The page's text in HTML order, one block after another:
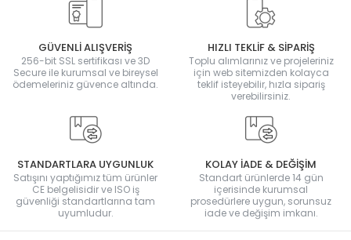
GÜVENLİ ALIŞVERİŞ
256-bit SSL sertifikası ve 3D
Secure ile kurumsal ve bireysel
ödemeleriniz güvence altında.
HIZLI TEKLİF & SİPARİŞ
Toplu alımlarınız ve projeleriniz
için web sitemizden kolayca
teklif isteyebilir, hızla sipariş
verebilirsiniz.
STANDARTLARA UYGUNLUK
Satışını yaptığımız tüm ürünler
CE belgelisidir ve ISO iş
güvenliği standartlarına tam
uyumludur.
KOLAY İADE & DEĞİŞİM
Standart ürünlerde 14 gün
içerisinde kurumsal
prosedürlere uygun, sorunsuz
iade ve değişim imkanı.